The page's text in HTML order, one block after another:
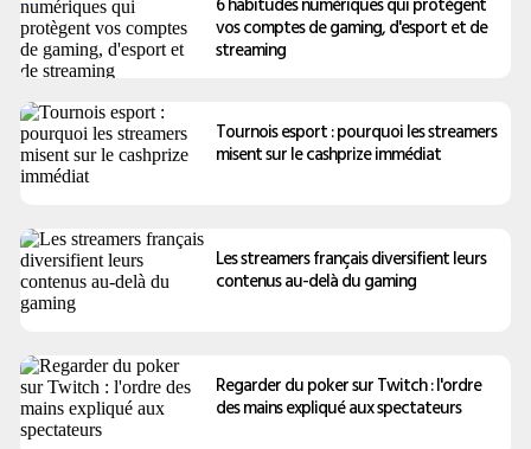
vos comptes de gaming, d'esport et de
streaming
Tournois esport : pourquoi les streamers
misent sur le cashprize immédiat
Les streamers français diversifient leurs
contenus au-delà du gaming
Regarder du poker sur Twitch : l'ordre
des mains expliqué aux spectateurs